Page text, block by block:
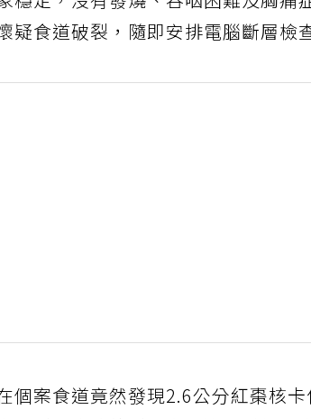
穩定，沒有發燒、吞咽困難及胸痛
疑食道破裂，隨即安排電腦斷層檢
個案食道竟然發現2.6公分紅棗核